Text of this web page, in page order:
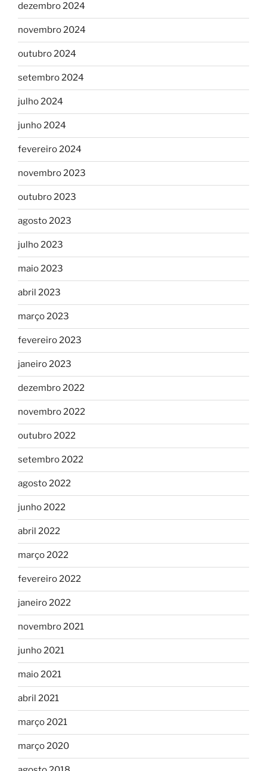
dezembro 2024
novembro 2024
outubro 2024
setembro 2024
julho 2024
junho 2024
fevereiro 2024
novembro 2023
outubro 2023
agosto 2023
julho 2023
maio 2023
abril 2023
março 2023
fevereiro 2023
janeiro 2023
dezembro 2022
novembro 2022
outubro 2022
setembro 2022
agosto 2022
junho 2022
abril 2022
março 2022
fevereiro 2022
janeiro 2022
novembro 2021
junho 2021
maio 2021
abril 2021
março 2021
março 2020